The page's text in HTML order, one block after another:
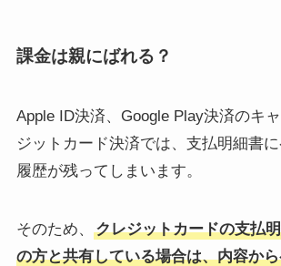
課金は親にばれる？
Apple ID決済、Google Play決済のキ
ジットカード決済では、支払明細書
履歴が残ってしまいます。
そのため、
クレジットカードの支払
の方と共有している場合は、内容か